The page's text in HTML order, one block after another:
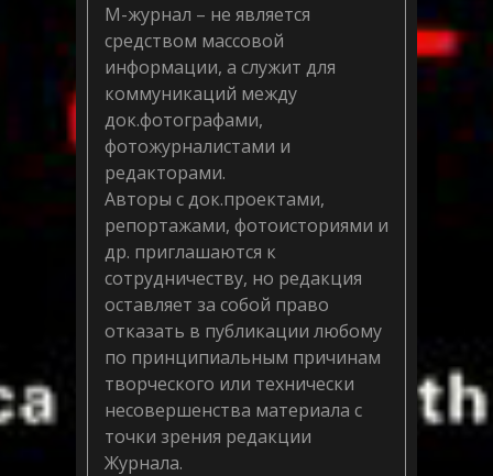
М-журнал – не является
средством массовой
информации, а служит для
коммуникаций между
док.фотографами,
фотожурналистами и
редакторами.
Авторы с док.проектами,
репортажами, фотоисториями и
др. приглашаются к
сотрудничеству, но редакция
оставляет за собой право
отказать в публикации любому
по принципиальным причинам
творческого или технически
несовершенства материала с
точки зрения редакции
Журнала.